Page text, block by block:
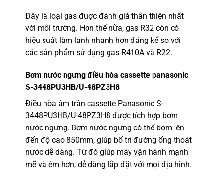
Đây là loại gas được đánh giá thân thiện nhất
với môi trường. Hơn thế nữa, gas R32 còn có
hiệu suất làm lanh nhanh hơn đáng kể so với
các sản phẩm sử dụng gas R410A và R22.
Bơm nước ngưng điều hòa cassette panasonic
S-3448PU3HB/U-48PZ3H8
Điều hòa âm trần cassette Panasonic S-
3448PU3HB/U-48PZ3H8 được tích hợp bơm
nước ngưng. Bơm nước ngưng có thể bơm lên
đến độ cao 850mm, giúp bố trí đường ống thoát
nước dễ dàng. Từ đó giúp máy vận hành mạnh
mẽ và êm hơn, dễ dàng lắp đặt với mọi địa hình.